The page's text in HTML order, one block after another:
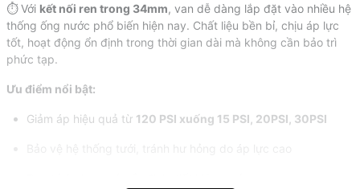
⏱️ Với kết nối ren trong 34mm, van dễ dàng lắp đặt vào nhiều hệ
thống ống nước phổ biến hiện nay. Chất liệu bền bỉ, chịu áp lực
tốt, hoạt động ổn định trong thời gian dài mà không cần bảo trì
phức tạp.
Ưu điểm nổi bật:
Giảm áp hiệu quả từ 120 PSI xuống 15 PSI, 20PSI, 30PSI
Bảo vệ hệ thống tưới, tránh hư hỏng do áp lực cao